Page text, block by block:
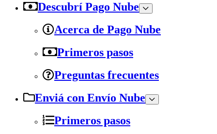
Descubrí Pago Nube
Acerca de Pago Nube
Primeros pasos
Preguntas frecuentes
Enviá con Envío Nube
Primeros pasos